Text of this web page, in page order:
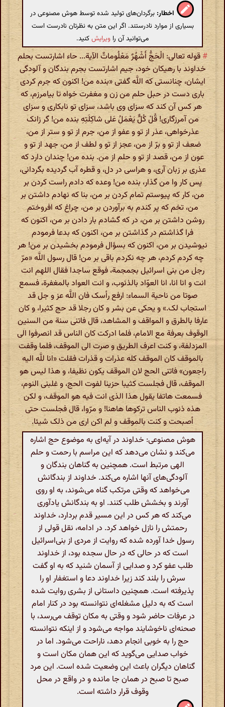
اخطار: برگردان‌های تولید شده توسط هوش مصنوعی در
بسیاری از موارد نادرستند. اگر این متن به نظرتان نادرست است
می‌توانید آن را ویرایشکنید.
# قوله تعالی: الْحَجُّ أَشْهُرٌ مَعْلُوماتٌ الآیة... حاء اشارتست بحلم
خداوند با رهیکان خود، جیم اشارتست بجرم بندگان و آلودگی
ایشان، چنانستی که اللَّه گفتی «بنده من! اکنون که جرم کردی
باری دست در حبل حلم من زن و مغفرت خواه تا بیامرزم، که
هر کس آن کند که سزای وی باشد، سزای تو نابکاری و سزای
من آمرزگاری! قُلْ کُلٌّ یَعْمَلُ عَلی‌ شاکِلَتِهِ بنده من! گر زانک
عذرخواهی، عذر از تو و عفو از من، جرم از تو و ستر از من،
ضعف از تو و برّ از من، عجز از تو و لطف از من، جهد از تو و
عون از من، قصد از تو و حلم از من. بنده من! چندان دارد که
عذری بر زبان آری، و هراسی در دل، و قطره آب گردیده بگردانی،
پس کار وا من گذار، بنده من! وعده که دادم راست کردن بر
من، کار که پیوستم تمام کردن بر من، بنا که نهادم داشتن بر
من، تخم که پر کندم به برآوردن بر من، چراغ که افروختم
روشن داشتن بر من، در که گشادم بار دادن بر من، اکنون که
فرا گذاشتم در گذاشتن بر من، اکنون که بدعا فرمودم
نیوشیدن بر من، اکنون که بسؤال فرمودم بخشیدن بر من! هر
چه کردم کردم، هر چه نکردم باقی بر من! قال رسول اللَّه «مرّ
رجل من بنی اسرائیل بجمجمة، فوقع ساجدا فقال اللهم انت
انت و انا انا، انا العوّاد بالذنوب، و انت العواد بالمغفرة، فسمع
صوتا من ناحیة السماء: ارفع رأسک فان اللَّه عز و جل قد
استجاب لک.» و یحکی عن بشر و کان رجلا قد حج کثیرا، و کان
عارفا بالطرق و المواقف و المشاهد، قال فاتنی سنة من السنین
الوقوف بعرفة مع الامام، فلما ادرکت کان الناس قد انصرفوا الی
المزدلفة، و کنت اعرف الطریق و صرت الی الموقف، فلما وقفت
بالموقف کان الموقف کله عذرات و قذرات فقلت «انا للَّه الیه
راجعون» فاتنی الحج لان الموقف یکون نظیفا، و هذا لیس هو
الموقف، قال فجلست کثیبا حزینا لفوت الحج، و غلبنی النوم،
فسمعت هاتفا یقول هذا الذی انت فیه هو الموقف، و لکن
هذه ذنوب الناس ترکوها هاهنا! و مرّوا، قال فجلست حتی
أصبحت و کنت بالموقف و لم اکن اری من ذلک شیئا.
هوش مصنوعی: خداوند در آیه‌ای به موضوع حج اشاره
می‌کند و نشان می‌دهد که این مراسم با رحمت و حلم
الهی مرتبط است. همچنین به گناهان بندگان و
آلودگی‌های آنها اشاره می‌کند. خداوند از بندگانش
می‌خواهد که وقتی مرتکب گناه می‌شوند، به او روی
آورند و بخشش طلب کنند. او به بندگانش یادآوری
می‌کند که هر کس در این مسیر قدم بردارد، خداوند
رحمتش را نازل خواهد کرد. در ادامه، نقل قولی از
رسول خدا آورده شده که روایت از مردی از بنی‌اسرائیل
است که در حالی که در حال سجده بود، از خداوند
طلب عفو کرد و صدایی از آسمان شنید که به او گفت
سرش را بلند کند زیرا خداوند دعا و استغفار او را
پذیرفته است. همچنین داستانی از بشری روایت شده
است که به دلیل مشغله‌ای نتوانسته بود در کنار امام
در عرفات حاضر شود و وقتی به مکان توقف می‌رسد، با
صحنه‌ای ناخوشایند مواجه می‌شود و از اینکه نتوانسته
حج را به خوبی انجام دهد، ناراحت می‌شود. اما در
خواب صدایی می‌گوید که این همان مکان است و
گناهان دیگران باعث این وضعیت شده است. این مرد
صبح تا صبح در همان جا مانده و در واقع در محل
وقوف قرار داشته است.